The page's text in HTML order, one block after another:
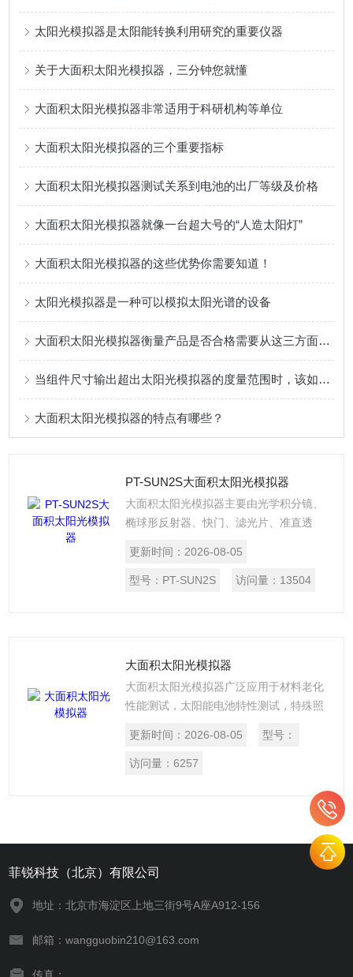
太阳光模拟器是太阳能转换利用研究的重要仪器
关于大面积太阳光模拟器，三分钟您就懂
大面积太阳光模拟器非常适用于科研机构等单位
大面积太阳光模拟器的三个重要指标
大面积太阳光模拟器测试关系到电池的出厂等级及价格
大面积太阳光模拟器就像一台超大号的“人造太阳灯”
大面积太阳光模拟器的这些优势你需要知道！
太阳光模拟器是一种可以模拟太阳光谱的设备
大面积太阳光模拟器衡量产品是否合格需要从这三方面入手
当组件尺寸输出超出太阳光模拟器的度量范围时，该如何处理？
大面积太阳光模拟器的特点有哪些？
PT-SUN2S大面积太阳光模拟器
大面积太阳光模拟器主要由光学积分镜、
椭球形反射器、快门、滤光片、准直透
灯位于太阳光模拟器的中心位置，发射出
的光线经过一个45?的平面镜翻转90?，
太阳光模拟器会设定系统所需的光学参
数，进行光的收集、光束均匀化、过滤和
准直。太阳光模拟器通过准直透镜后以平
行光的形式输出。
更新时间： 2026-08-05
型号： PT-SUN2S 访问量： 13504
大面积太阳光模拟器
大面积太阳光模拟器广泛应用于材料老化
性能测试，太阳能电池特性测试，特殊照
试，光学催化降解加速研究，皮肤化妆用
品检测，环境研究等。作为衡量产品的技
分布、积分强度均匀性，和光辐射状态的
更新时间： 2026-08-05 型号：
访问量： 6257
菲锐科技（北京）有限公司
地址：北京市海淀区上地三街9号A座A912-156
邮箱：wangguobin210@163.com